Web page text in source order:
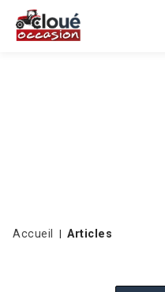
Mes favoris
Accueil Articles